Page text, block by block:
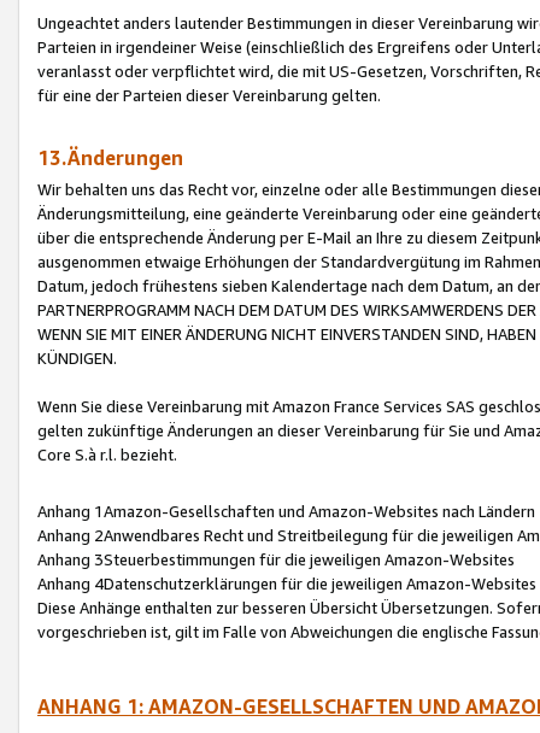
Ungeachtet anders lautender Bestimmungen in dieser Vereinbarung
Parteien in irgendeiner Weise (einschließlich des Ergreifens oder
veranlasst oder verpflichtet wird, die mit US-Gesetzen, Vorschriften,
für eine der Parteien dieser Vereinbarung gelten.
13.Änderungen
Wir behalten uns das Recht vor, einzelne oder alle Bestimmungen
Änderungsmitteilung, eine geänderte Vereinbarung oder eine
über die entsprechende Änderung per E-Mail an Ihre zu diesem
ausgenommen etwaige Erhöhungen der Standardvergütung im
Datum, jedoch frühestens sieben Kalendertage nach dem Datum, an
PARTNERPROGRAMM NACH DEM DATUM DES WIRKSAMWERDENS
WENN SIE MIT EINER ÄNDERUNG NICHT EINVERSTANDEN SIND,
KÜNDIGEN.
Wenn Sie diese Vereinbarung mit Amazon France Services SAS
gelten zukünftige Änderungen an dieser Vereinbarung für Sie und
Core S.à r.l. bezieht.
Anhang 1Amazon-Gesellschaften und Amazon-Websites nach Ländern
Anhang 2Anwendbares Recht und Streitbeilegung für die jeweiligen
Anhang 3Steuerbestimmungen für die jeweiligen Amazon-Websites
Anhang 4Datenschutzerklärungen für die jeweiligen Amazon-Websites
Diese Anhänge enthalten zur besseren Übersicht Übersetzungen.
vorgeschrieben ist, gilt im Falle von Abweichungen die englische
ANHANG 1: AMAZON-GESELLSCHAFTEN UND